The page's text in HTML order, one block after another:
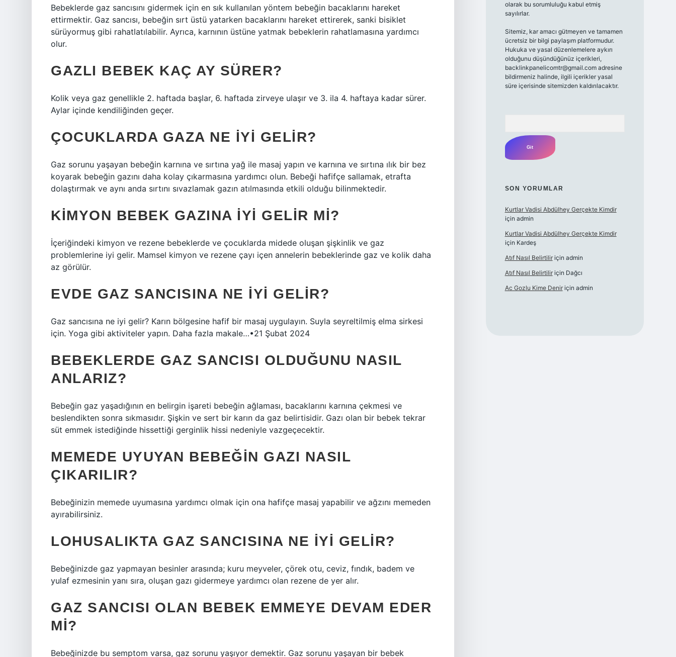
Bebeklerde gaz sancısını gidermek için en sık kullanılan yöntem bebeğin bacaklarını hareket
ettirmektir. Gaz sancısı, bebeğin sırt üstü yatarken bacaklarını hareket ettirerek, sanki bisiklet
sürüyormuş gibi rahatlatılabilir. Ayrıca, karnının üstüne yatmak bebeklerin rahatlamasına yardımcı
olur.
GAZLI BEBEK KAÇ AY SÜRER?
Kolik veya gaz genellikle 2. haftada başlar, 6. haftada zirveye ulaşır ve 3. ila 4. haftaya kadar sürer.
Aylar içinde kendiliğinden geçer.
ÇOCUKLARDA GAZA NE IYI GELIR?
Gaz sorunu yaşayan bebeğin karnına ve sırtına yağ ile masaj yapın ve karnına ve sırtına ılık bir bez
koyarak bebeğin gazını daha kolay çıkarmasına yardımcı olun. Bebeği hafifçe sallamak, etrafta
dolaştırmak ve aynı anda sırtını sıvazlamak gazın atılmasında etkili olduğu bilinmektedir.
KIMYON BEBEK GAZINA IYI GELIR MI?
İçeriğindeki kimyon ve rezene bebeklerde ve çocuklarda midede oluşan şişkinlik ve gaz
problemlerine iyi gelir. Mamsel kimyon ve rezene çayı içen annelerin bebeklerinde gaz ve kolik daha
az görülür.
EVDE GAZ SANCISINA NE IYI GELIR?
Gaz sancısına ne iyi gelir? Karın bölgesine hafif bir masaj uygulayın. Suyla seyreltilmiş elma sirkesi
için. Yoga gibi aktiviteler yapın. Daha fazla makale…•21 Şubat 2024
BEBEKLERDE GAZ SANCISI OLDUĞUNU NASIL
ANLARIZ?
Bebeğin gaz yaşadığının en belirgin işareti bebeğin ağlaması, bacaklarını karnına çekmesi ve
beslendikten sonra sıkmasıdır. Şişkin ve sert bir karın da gaz belirtisidir. Gazı olan bir bebek tekrar
süt emmek istediğinde hissettiği gerginlik hissi nedeniyle vazgeçecektir.
MEMEDE UYUYAN BEBEĞIN GAZI NASIL
ÇIKARILIR?
Bebeğinizin memede uyumasına yardımcı olmak için ona hafifçe masaj yapabilir ve ağzını memeden
ayırabilirsiniz.
LOHUSALIKTA GAZ SANCISINA NE IYI GELIR?
Bebeğinizde gaz yapmayan besinler arasında; kuru meyveler, çörek otu, ceviz, fındık, badem ve
yulaf ezmesinin yanı sıra, oluşan gazı gidermeye yardımcı olan rezene de yer alır.
GAZ SANCISI OLAN BEBEK EMMEYE DEVAM EDER
MI?
Bebeğinizde bu semptom varsa, gaz sorunu yaşıyor demektir. Gaz sorunu yaşayan bir bebek
olarak bu sorumluluğu kabul etmiş
sayılırlar.
Sitemiz, kar amacı gütmeyen ve tamamen
ücretsiz bir bilgi paylaşım platformudur.
Hukuka ve yasal düzenlemelere aykırı
olduğunu düşündüğünüz içerikleri,
backlinkpanelicomtr@gmail.comadresine
bildirmeniz halinde, ilgili içerikler yasal
süre içerisinde sitemizden kaldırılacaktır.
SON YORUMLAR
Kurtlar Vadisi Abdülhey Gerçekte Kimdir
için admin
Kurtlar Vadisi Abdülhey Gerçekte Kimdir
için Kardeş
Atıf Nasıl Belirtiliriçin admin
Atıf Nasıl Belirtiliriçin Dağcı
Ac Gozlu Kime Deniriçin admin